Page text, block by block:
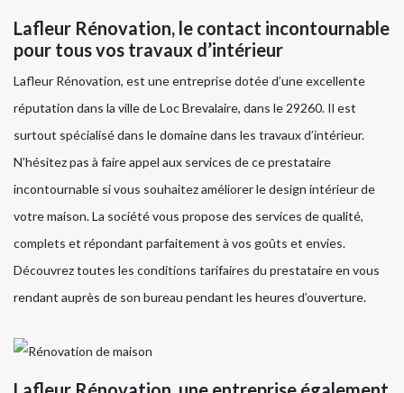
Lafleur Rénovation, le contact incontournable
pour tous vos travaux d’intérieur
Lafleur Rénovation, est une entreprise dotée d’une excellente
réputation dans la ville de Loc Brevalaire, dans le 29260. Il est
surtout spécialisé dans le domaine dans les travaux d’intérieur.
N’hésitez pas à faire appel aux services de ce prestataire
incontournable si vous souhaitez améliorer le design intérieur de
votre maison. La société vous propose des services de qualité,
complets et répondant parfaitement à vos goûts et envies.
Découvrez toutes les conditions tarifaires du prestataire en vous
rendant auprès de son bureau pendant les heures d’ouverture.